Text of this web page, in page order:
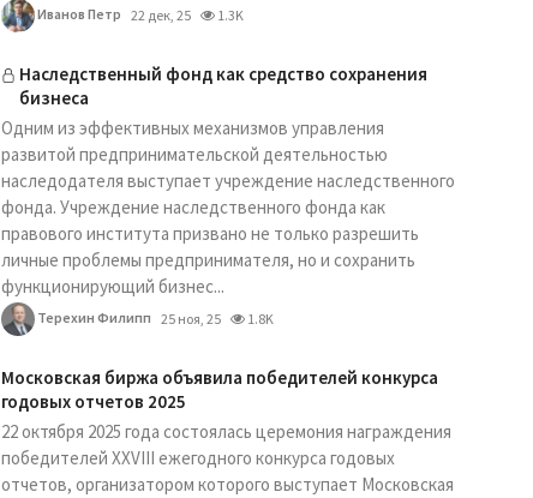
Иванов Петр 22 дек, 25 1.3K
Наследственный фонд как средство сохранения
бизнеса
Одним из эффективных механизмов управления
развитой предпринимательской деятельностью
наследодателя выступает учреждение наследственного
фонда. Учреждение наследственного фонда как
правового института призвано не только разрешить
личные проблемы предпринимателя, но и сохранить
функционирующий бизнес...
Терехин Филипп 25 ноя, 25 1.8K
Московская биржа объявила победителей конкурса
годовых отчетов 2025
22 октября 2025 года состоялась церемония награждения
победителей XXVIII ежегодного конкурса годовых
отчетов, организатором которого выступает Московская